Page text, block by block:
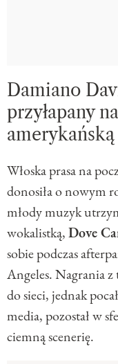
Damiano
przyłapany
Włoska prasa na
donosiła o nowym
młody muzyk
wokalistką,Dove
sobie podczas
Angeles. Nagrania
do sieci, jednak
media, pozostał w
ciemną scenerię.